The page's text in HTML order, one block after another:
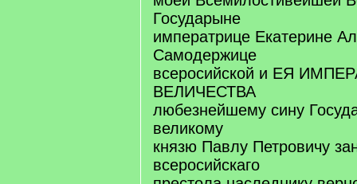
Государыне
императрице Екатерине
Самодержице
всеросийской и ЕЯ
ВЕЛИЧЕСТВА
любезнейшему сину
великому
князю Павлу Петровичу
всеросийскаго